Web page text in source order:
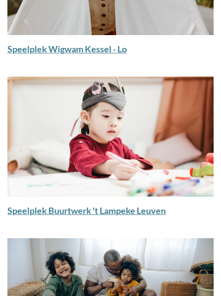
Speelplek Wigwam Kessel - Lo
Speelplek Buurtwerk 't Lampeke Leuven